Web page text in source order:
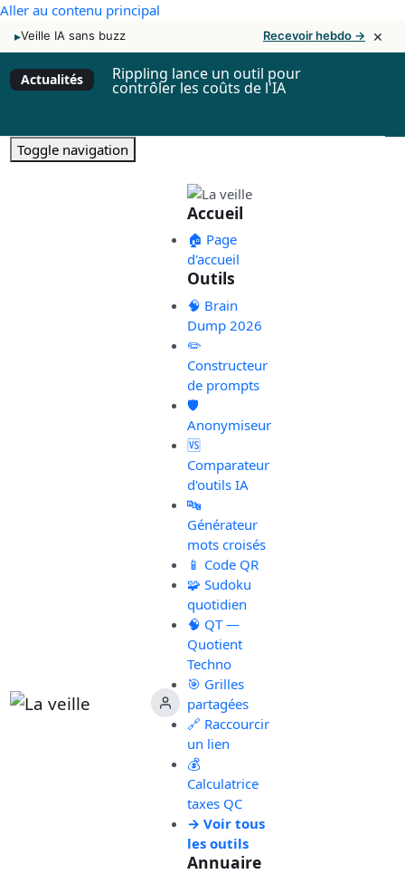
Aller au contenu principal
▸Veille IA sans buzz Recevoir hebdo → ×
Actualités Rippling lance un outil pour
contrôler les coûts de l'IA
Toggle navigation
Accueil
🏠 Page
d'accueil
Outils
🧠 Brain
Dump 2026
✏️
Constructeur
de prompts
🛡️
Anonymiseur
🆚
Comparateur
d'outils IA
🔤
Générateur
mots croisés
📱 Code QR
🧩 Sudoku
quotidien
🧠 QT —
Quotient
Techno
🎯 Grilles
partagées
🔗 Raccourcir
un lien
💰
Calculatrice
taxes QC
→ Voir tous
les outils
Annuaire